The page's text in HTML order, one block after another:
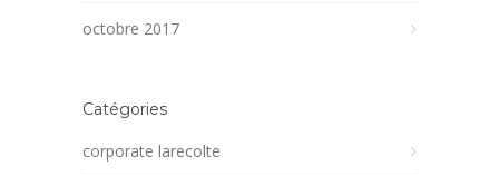
octobre 2017
Catégories
corporate larecolte